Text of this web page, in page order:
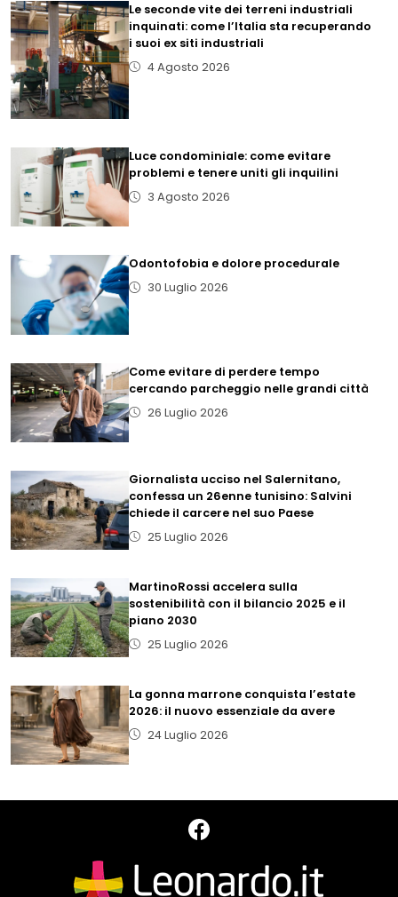
Le seconde vite dei terreni industriali
inquinati: come l’Italia sta recuperando
i suoi ex siti industriali
4 Agosto 2026
Luce condominiale: come evitare
problemi e tenere uniti gli inquilini
3 Agosto 2026
Odontofobia e dolore procedurale
30 Luglio 2026
Come evitare di perdere tempo
cercando parcheggio nelle grandi città
26 Luglio 2026
Giornalista ucciso nel Salernitano,
confessa un 26enne tunisino: Salvini
chiede il carcere nel suo Paese
25 Luglio 2026
MartinoRossi accelera sulla
sostenibilità con il bilancio 2025 e il
piano 2030
25 Luglio 2026
La gonna marrone conquista l’estate
2026: il nuovo essenziale da avere
24 Luglio 2026